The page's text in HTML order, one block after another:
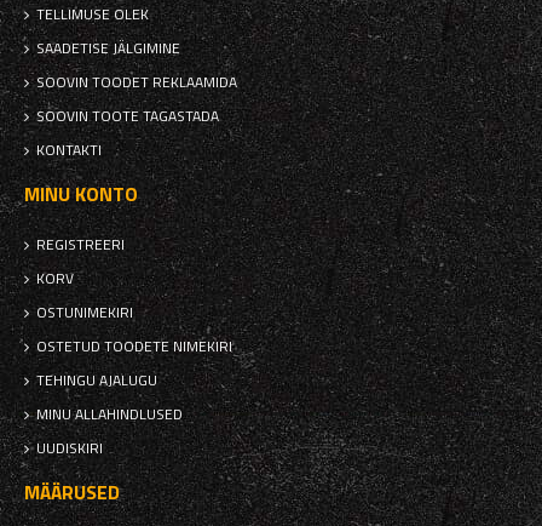
TELLIMUSE OLEK
SAADETISE JÄLGIMINE
SOOVIN TOODET REKLAAMIDA
SOOVIN TOOTE TAGASTADA
KONTAKTI
MINU KONTO
REGISTREERI
KORV
OSTUNIMEKIRI
OSTETUD TOODETE NIMEKIRI
TEHINGU AJALUGU
MINU ALLAHINDLUSED
UUDISKIRI
MÄÄRUSED